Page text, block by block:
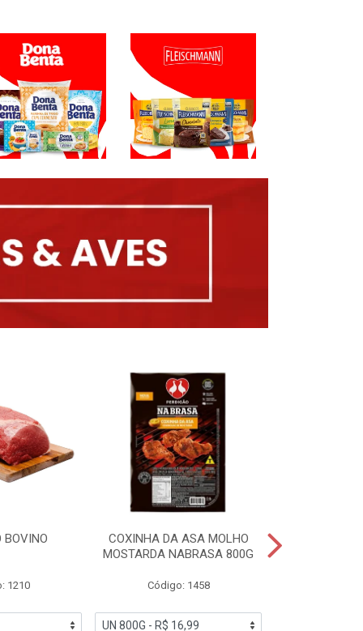
BOVINO
1210
COXINHA DA ASA MOLHO
MOSTARDA NABRASA 800G
Código: 1458